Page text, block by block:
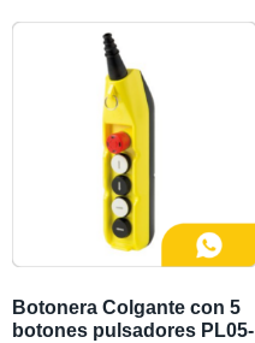
Botonera Colgante con 5
botones pulsadores PL05-